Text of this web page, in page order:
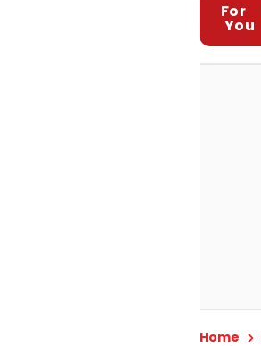
For
You
Home